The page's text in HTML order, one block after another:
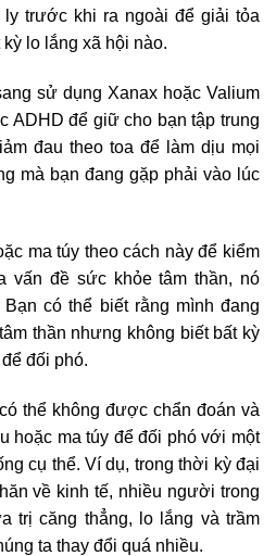
ly trước khi ra ngoài để giải tỏa
lo lắng xã hội nào.
sử dụng Xanax hoặc Valium
ADHD để giữ cho bạn tập trung
đau theo toa để làm dịu mọi
mà bạn đang gặp phải vào lúc
ma túy theo cách này để kiểm
vấn đề sức khỏe tâm thần, nó
có thể biết rằng mình đang
thần nhưng không biết bất kỳ
đối phó.
thể không được chẩn đoán và
hoặc ma túy để đối phó với một
cụ thể. Ví dụ, trong thời kỳ đại
về kinh tế, nhiều người trong
trị căng thẳng, lo lắng và trầm
ta thay đổi quá nhiều.